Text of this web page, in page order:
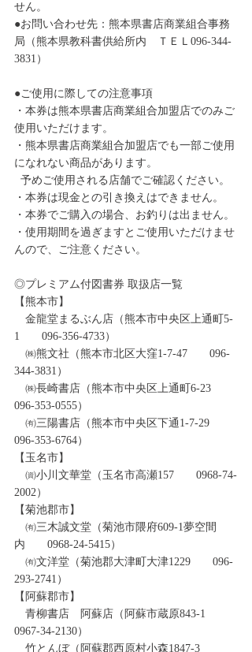
せん。
●お問い合わせ先：熊本県書店商業組合事務
局（熊本県教科書供給所内　ＴＥＬ096-344-
3831）
●ご使用に際しての注意事項
・本券は熊本県書店商業組合加盟店でのみご
使用いただけます。
・熊本県書店商業組合加盟店でも一部ご使用
になれない商品があります。
  予めご使用される店舗でご確認ください。
・本券は現金との引き換えはできません。
・本券でご購入の場合、お釣りは出ません。
・使用期間を過ぎますとご使用いただけませ
んので、ご注意ください。
◎プレミアム付図書券 取扱店一覧
【熊本市】
金龍堂まるぶん店（熊本市中央区上通町5-
1　　096-356-4733）
㈱熊文社（熊本市北区大窪1-7-47　　096-
344-3831）
㈱長崎書店（熊本市中央区上通町6-23
096-353-0555）
㈲三陽書店（熊本市中央区下通1-7-29
096-353-6764）
【玉名市】
㈾小川文華堂（玉名市高瀬157　　0968-74-
2002）
【菊池郡市】
㈲三木誠文堂（菊池市隈府609-1夢空間
内　　0968-24-5415）
㈲文洋堂（菊池郡大津町大津1229　　096-
293-2741）
【阿蘇郡市】
青柳書店　阿蘇店（阿蘇市蔵原843-1
0967-34-2130）
竹とんぼ（阿蘇郡西原村小森1847-3